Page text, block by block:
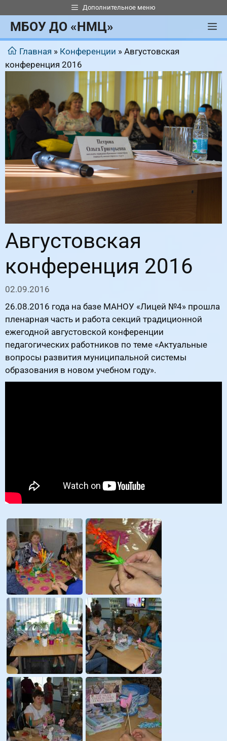
к
содержимому
Дополнительное меню
МБОУ ДО «НМЦ»
Главная » Конференции »Августовская
конференция 2016
Августовская
конференция 2016
02.09.2016
26.08.2016 года на базе МАНОУ «Лицей №4» прошла
пленарная часть и работа секций традиционной
ежегодной августовской конференции
педагогических работников по теме «Актуальные
вопросы развития муниципальной системы
образования в новом учебном году».